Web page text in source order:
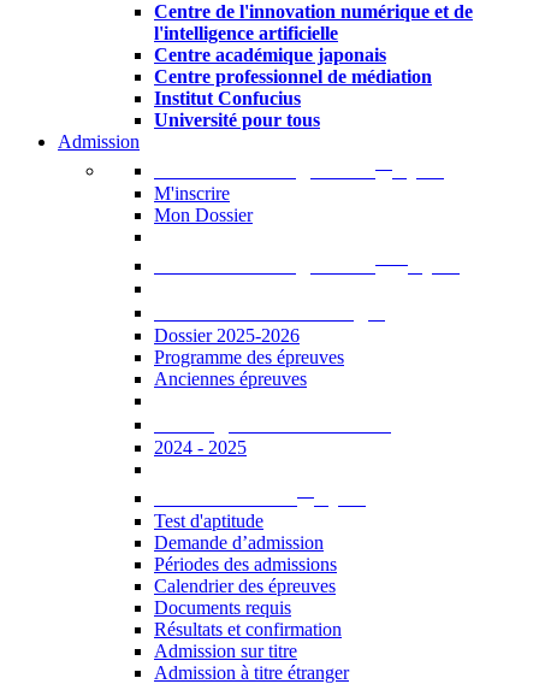
Centre de l'innovation numérique et de
l'intelligence artificielle
Centre académique japonais
Centre professionnel de médiation
Institut Confucius
Université pour tous
Admission
M'inscrire
Mon Dossier
Dossier 2025-2026
Programme des épreuves
Anciennes épreuves
2024 - 2025
Test d'aptitude
Demande d’admission
Périodes des admissions
Calendrier des épreuves
Documents requis
Résultats et confirmation
Admission sur titre
Admission à titre étranger